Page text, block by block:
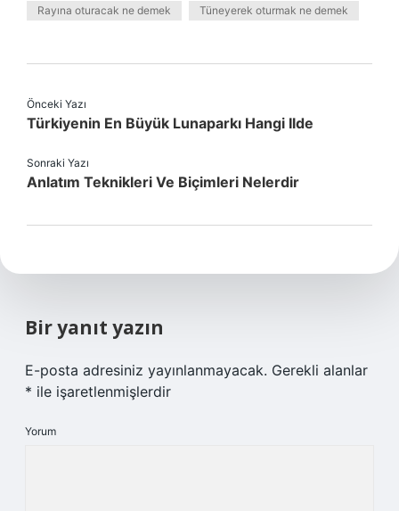
Rayına oturacak ne demek Tüneyerek oturmak ne demek
Önceki Yazı
Türkiyenin En Büyük Lunaparkı Hangi Ilde
Sonraki Yazı
Anlatım Teknikleri Ve Biçimleri Nelerdir
Bir yanıt yazın
E-posta adresiniz yayınlanmayacak. Gerekli alanlar
* ile işaretlenmişlerdir
Yorum